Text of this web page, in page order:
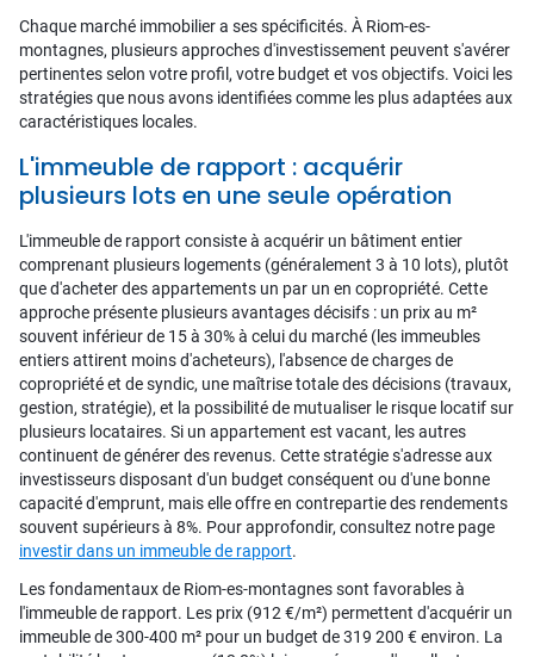
Chaque marché immobilier a ses spécificités. À Riom-es-
montagnes, plusieurs approches d'investissement peuvent s'avérer
pertinentes selon votre profil, votre budget et vos objectifs. Voici les
stratégies que nous avons identifiées comme les plus adaptées aux
caractéristiques locales.
L'immeuble de rapport : acquérir
plusieurs lots en une seule opération
L'immeuble de rapport consiste à acquérir un bâtiment entier
comprenant plusieurs logements (généralement 3 à 10 lots), plutôt
que d'acheter des appartements un par un en copropriété. Cette
approche présente plusieurs avantages décisifs : un prix au m²
souvent inférieur de 15 à 30% à celui du marché (les immeubles
entiers attirent moins d'acheteurs), l'absence de charges de
copropriété et de syndic, une maîtrise totale des décisions (travaux,
gestion, stratégie), et la possibilité de mutualiser le risque locatif sur
plusieurs locataires. Si un appartement est vacant, les autres
continuent de générer des revenus. Cette stratégie s'adresse aux
investisseurs disposant d'un budget conséquent ou d'une bonne
capacité d'emprunt, mais elle offre en contrepartie des rendements
souvent supérieurs à 8%. Pour approfondir, consultez notre page
investir dans un immeuble de rapport.
Les fondamentaux de Riom-es-montagnes sont favorables à
l'immeuble de rapport. Les prix (912 €/m²) permettent d'acquérir un
immeuble de 300-400 m² pour un budget de 319 200 € environ. La